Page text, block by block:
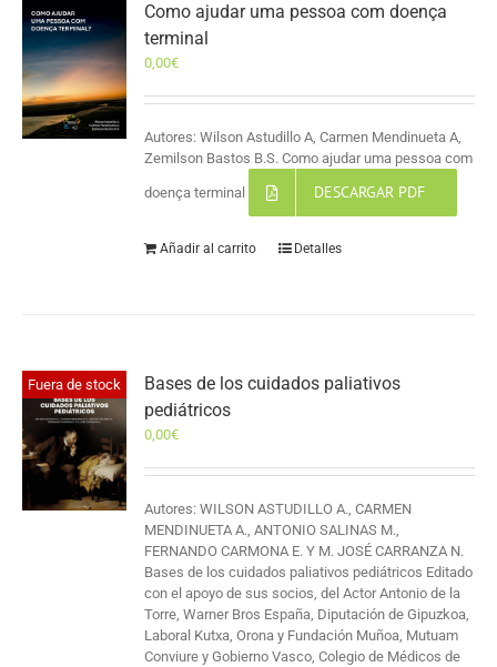
Como ajudar uma pessoa com doença
terminal
0,00€
Autores: Wilson Astudillo A, Carmen Mendinueta A,
Zemilson Bastos B.S. Como ajudar uma pessoa com
doença terminal DESCARGAR PDF
Añadir al carrito Detalles
Fuera de stock
Bases de los cuidados paliativos
pediátricos
0,00€
Autores: WILSON ASTUDILLO A., CARMEN
MENDINUETA A., ANTONIO SALINAS M.,
FERNANDO CARMONA E. Y M. JOSÉ CARRANZA N.
Bases de los cuidados paliativos pediátricos Editado
con el apoyo de sus socios, del Actor Antonio de la
Torre, Warner Bros España, Diputación de Gipuzkoa,
Laboral Kutxa, Orona y Fundación Muñoa, Mutuam
Conviure y Gobierno Vasco, Colegio de Médicos de